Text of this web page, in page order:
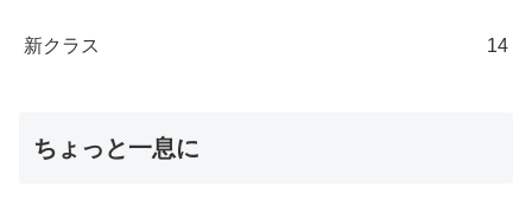
新クラス 14
ちょっと一息に